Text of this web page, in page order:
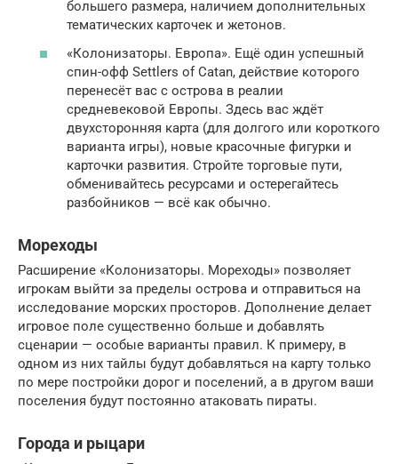
большего размера, наличием дополнительных
тематических карточек и жетонов.
«Колонизаторы. Европа». Ещё один успешный
спин-офф Settlers of Catan, действие которого
перенесёт вас с острова в реалии
средневековой Европы. Здесь вас ждёт
двухсторонняя карта (для долгого или короткого
варианта игры), новые красочные фигурки и
карточки развития. Стройте торговые пути,
обменивайтесь ресурсами и остерегайтесь
разбойников — всё как обычно.
Мореходы
Расширение «Колонизаторы. Мореходы» позволяет
игрокам выйти за пределы острова и отправиться на
исследование морских просторов. Дополнение делает
игровое поле существенно больше и добавлять
сценарии — особые варианты правил. К примеру, в
одном из них тайлы будут добавляться на карту только
по мере постройки дорог и поселений, а в другом ваши
поселения будут постоянно атаковать пираты.
Города и рыцари